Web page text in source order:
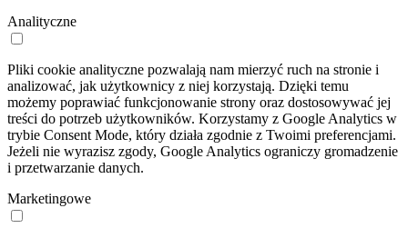
Analityczne
Pliki cookie analityczne pozwalają nam mierzyć ruch na stronie i
analizować, jak użytkownicy z niej korzystają. Dzięki temu
możemy poprawiać funkcjonowanie strony oraz dostosowywać jej
treści do potrzeb użytkowników. Korzystamy z Google Analytics w
trybie Consent Mode, który działa zgodnie z Twoimi preferencjami.
Jeżeli nie wyrazisz zgody, Google Analytics ograniczy gromadzenie
i przetwarzanie danych.
Marketingowe